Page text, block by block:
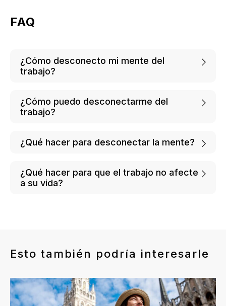
FAQ
¿Cómo desconecto mi mente del
trabajo?
¿Cómo puedo desconectarme del
trabajo?
¿Qué hacer para desconectar la mente?
¿Qué hacer para que el trabajo no afecte
a su vida?
Esto también podría interesarle